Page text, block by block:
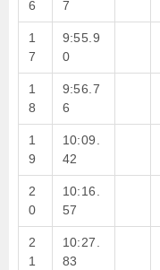
6
7
1
7
9:55.9
0
1
8
9:56.7
6
1
9
10:09.
42
2
0
10:16.
57
2
1
10:27.
83